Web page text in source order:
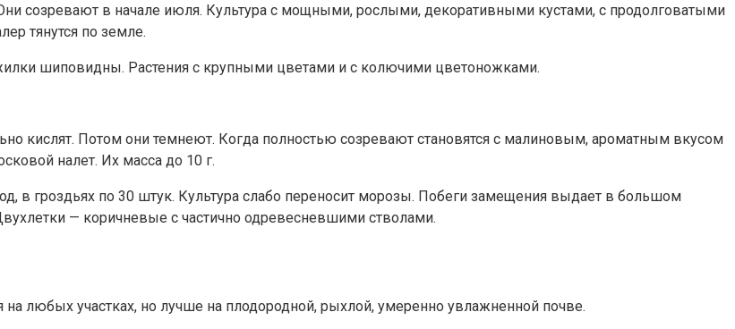
созревают в начале июля. Культура с мощными, рослыми, декоративными кустами, с продолговатыми
тянутся по земле.
шиповидны. Растения с крупными цветами и с колючими цветоножками.
кислят. Потом они темнеют. Когда полностью созревают становятся с малиновым, ароматным вкусом
налет. Их масса до 10 г.
в гроздьях по 30 штук. Культура слабо переносит морозы. Побеги замещения выдает в большом
— коричневые с частично одревесневшими стволами.
любых участках, но лучше на плодородной, рыхлой, умеренно увлажненной почве.